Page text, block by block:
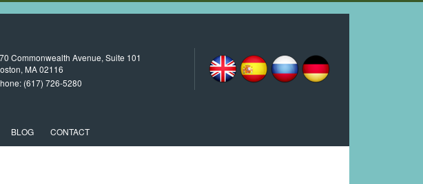
Commonwealth Avenue, Suite 101
MA02116
(617) 726-5280
BLOG CONTACT